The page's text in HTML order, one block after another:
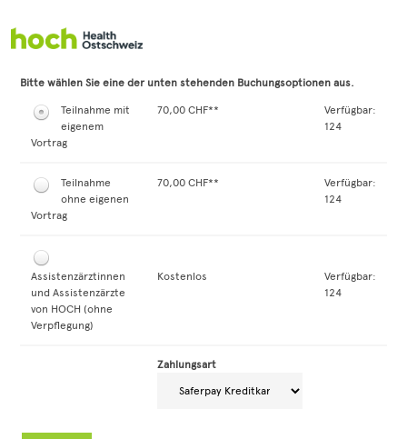
Bitte wählen Sie eine der unten stehenden Buchungsoptionen aus.
Teilnahme mit
eigenem
Vortrag
70,00 CHF**
Verfügbar:
124
Teilnahme
ohne eigenen
Vortrag
70,00 CHF**
Verfügbar:
124
Assistenzärztinnen
und Assistenzärzte
von HOCH (ohne
Verpflegung)
Kostenlos
Verfügbar:
124
Zahlungsart